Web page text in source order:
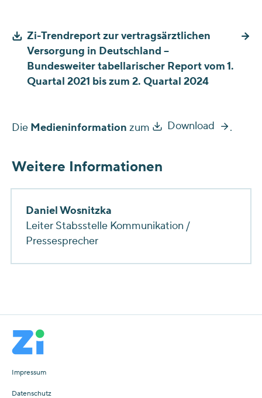
Zi-Trendreport zur vertragsärztlichen
Versorgung in Deutschland –
Bundesweiter tabellarischer Report vom 1.
Quartal 2021 bis zum 2. Quartal 2024
Die Medieninformation zum Download .
Weitere Informationen
Daniel Wosnitzka
Leiter Stabsstelle Kommunikation /
Pressesprecher
Impressum
Datenschutz